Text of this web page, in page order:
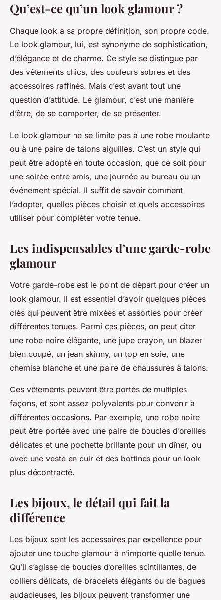
Qu’est-ce qu’un look glamour ?
Chaque look a sa propre définition, son propre code.
Le look glamour, lui, est synonyme de sophistication,
d’élégance et de charme. Ce style se distingue par
des vêtements chics, des couleurs sobres et des
accessoires raffinés. Mais c’est avant tout une
question d’attitude. Le glamour, c’est une manière
d’être, de se comporter, de se présenter.
Le look glamour ne se limite pas à une robe moulante
ou à une paire de talons aiguilles. C’est un style qui
peut être adopté en toute occasion, que ce soit pour
une soirée entre amis, une journée au bureau ou un
événement spécial. Il suffit de savoir comment
l’adopter, quelles pièces choisir et quels accessoires
utiliser pour compléter votre tenue.
Les indispensables d’une garde-robe
glamour
Votre garde-robe est le point de départ pour créer un
look glamour. Il est essentiel d’avoir quelques pièces
clés qui peuvent être mixées et assorties pour créer
différentes tenues. Parmi ces pièces, on peut citer
une robe noire élégante, une jupe crayon, un blazer
bien coupé, un jean skinny, un top en soie, une
chemise blanche et une paire de chaussures à talons.
Ces vêtements peuvent être portés de multiples
façons, et sont assez polyvalents pour convenir à
différentes occasions. Par exemple, une robe noire
peut être portée avec une paire de boucles d’oreilles
délicates et une pochette brillante pour un dîner, ou
avec une veste en cuir et des bottines pour un look
plus décontracté.
Les bijoux, le détail qui fait la
différence
Les bijoux sont les accessoires par excellence pour
ajouter une touche glamour à n’importe quelle tenue.
Qu’il s’agisse de boucles d’oreilles scintillantes, de
colliers délicats, de bracelets élégants ou de bagues
audacieuses, les bijoux peuvent transformer une